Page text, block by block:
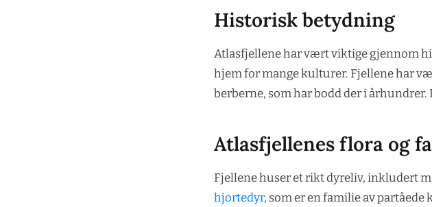
Historisk betydning
Atlasfjellene har vært viktige gjennom
hjem for mange kulturer. Fjellene har
berberne, som har bodd der i
Atlasfjellenes flora og
Fjellene huser et rikt dyreliv, inkludert
hjortedyr, som er en familie av